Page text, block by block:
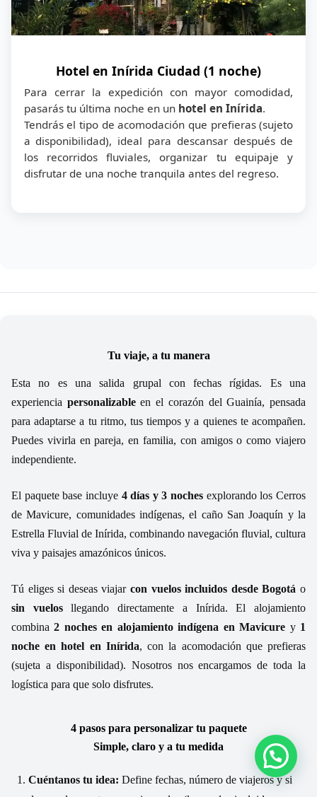
📩 Si deseas personalizar tu experiencia, agregar
noches, cambiar actividades o viajar en otras fechas,
un asesor de Aventureros 360 puede ayudarte con
Hotel en Inírida Ciudad (1 noche)
Para cerrar la expedición con mayor comodidad,
pasarás tu última noche en un hotel en Inírida.
Tendrás el tipo de acomodación que prefieras (sujeto
a disponibilidad), ideal para descansar después de
los recorridos fluviales, organizar tu equipaje y
disfrutar de una noche tranquila antes del regreso.
Tu viaje, a tu manera
Esta no es una salida grupal con fechas rígidas. Es una
experiencia personalizableen el corazón del Guainía, pensada
para adaptarse a tu ritmo, tus tiempos y a quienes te acompañen.
Puedes vivirla en pareja, en familia, con amigos o como viajero
independiente.
El paquete base incluye 4 días y 3 noches explorando los Cerros
de Mavicure, comunidades indígenas, el caño San Joaquín y la
Estrella Fluvial de Inírida, combinando navegación fluvial, cultura
viva y paisajes amazónicos únicos.
Tú eliges si deseas viajar con vuelos incluidos desde Bogotá o
sin vuelosllegando directamente a Inírida. El alojamiento
combina2 noches en alojamiento indígena en Mavicure y 1
noche en hotel en Inírida, con la acomodación que prefieras
(sujeta a disponibilidad). Nosotros nos encargamos de toda la
logística para que solo disfrutes.
4 pasos para personalizar tu paquete
Simple, claro y a tu medida
Cuéntanos tu idea: Define fechas, número de viajeros y si